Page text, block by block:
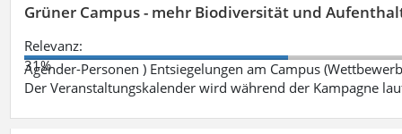
Grüner Campus - mehr Biodiversität und
Relevanz:
31%
Agender-Personen ) Entsiegelungen am Campus
Der Veranstaltungskalender wird während der Kampagne